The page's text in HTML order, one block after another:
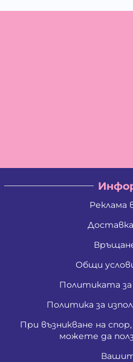
Реклама
Общи
Политиката
Политика за
При възникване на
можете да